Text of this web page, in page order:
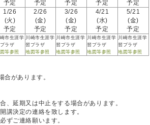
予定 予定 予定 予定 予定
1/26
(火)
予定
2/26
(金)
予定
3/26
(金)
予定
4/21
(水)
予定
5/21
(金)
予定
市生涯学
ラザ
等参照
川崎市生涯学
習プラザ
地図等参照
川崎市生涯学
習プラザ
地図等参照
川崎市生涯学
習プラザ
地図等参照
川崎市生涯学
習プラザ
地図等参照
合があります。
、延期又は中止をする場合があります。
講決定の連絡を致します。
ずご連絡願います。